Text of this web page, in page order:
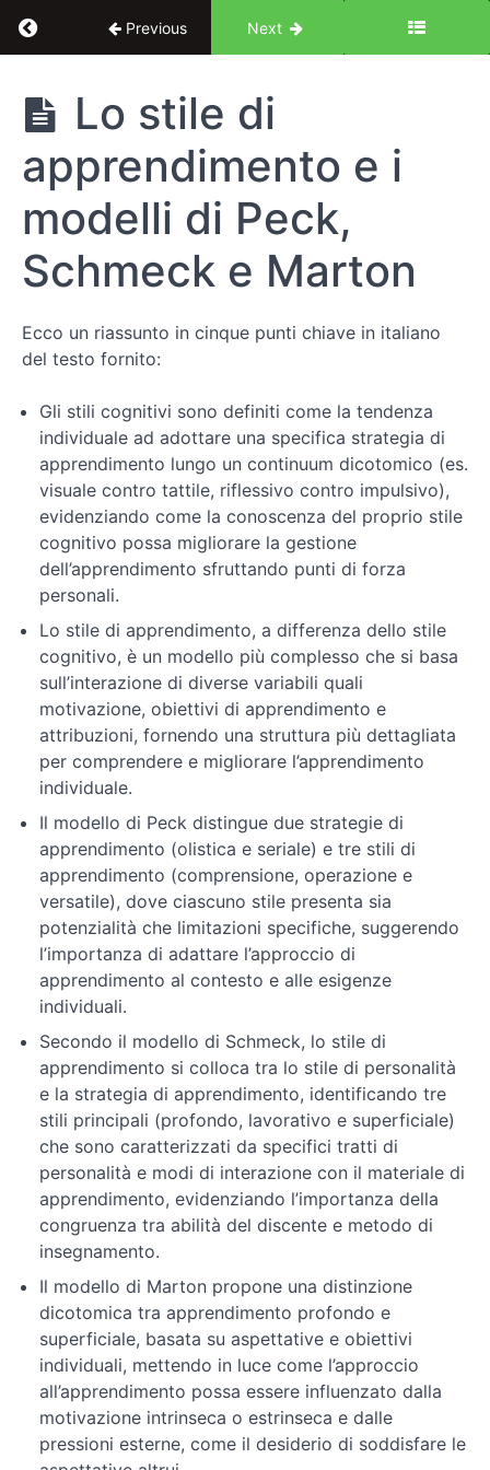
Return to course: Interazione uomo-
Previous Next
Interazione
uomo-
macchina
e
psicologia
cognitiva:
un
approccio
centrato
sull'utente
Introduzione
Fondamenti
psicologia
cognitiva
Comprendere
stili
cognitivi
Modelli
apprendimento
Valutazione
decisione
Conclusione
corso
Lo stile di
apprendimento e i
modelli di Peck,
Schmeck e Marton
Ecco un riassunto in cinque punti chiave in italiano
del testo fornito:
Gli stili cognitivi sono definiti come la tendenza
individuale ad adottare una specifica strategia di
apprendimento lungo un continuum dicotomico (es.
visuale contro tattile, riflessivo contro impulsivo),
evidenziando come la conoscenza del proprio stile
cognitivo possa migliorare la gestione
dell’apprendimento sfruttando punti di forza
personali.
Lo stile di apprendimento, a differenza dello stile
cognitivo, è un modello più complesso che si basa
sull’interazione di diverse variabili quali
motivazione, obiettivi di apprendimento e
attribuzioni, fornendo una struttura più dettagliata
per comprendere e migliorare l’apprendimento
individuale.
Il modello di Peck distingue due strategie di
apprendimento (olistica e seriale) e tre stili di
apprendimento (comprensione, operazione e
versatile), dove ciascuno stile presenta sia
potenzialità che limitazioni specifiche, suggerendo
l’importanza di adattare l’approccio di
apprendimento al contesto e alle esigenze
individuali.
Secondo il modello di Schmeck, lo stile di
apprendimento si colloca tra lo stile di personalità
e la strategia di apprendimento, identificando tre
stili principali (profondo, lavorativo e superficiale)
che sono caratterizzati da specifici tratti di
personalità e modi di interazione con il materiale di
apprendimento, evidenziando l’importanza della
congruenza tra abilità del discente e metodo di
insegnamento.
Il modello di Marton propone una distinzione
dicotomica tra apprendimento profondo e
superficiale, basata su aspettative e obiettivi
individuali, mettendo in luce come l’approccio
all’apprendimento possa essere influenzato dalla
motivazione intrinseca o estrinseca e dalle
pressioni esterne, come il desiderio di soddisfare le